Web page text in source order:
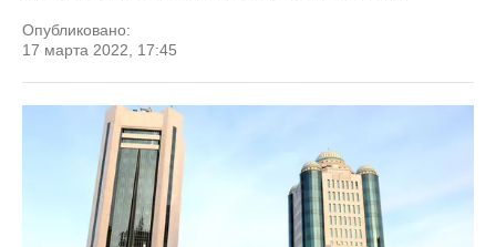
Опубликовано:
17 марта 2022, 17:45